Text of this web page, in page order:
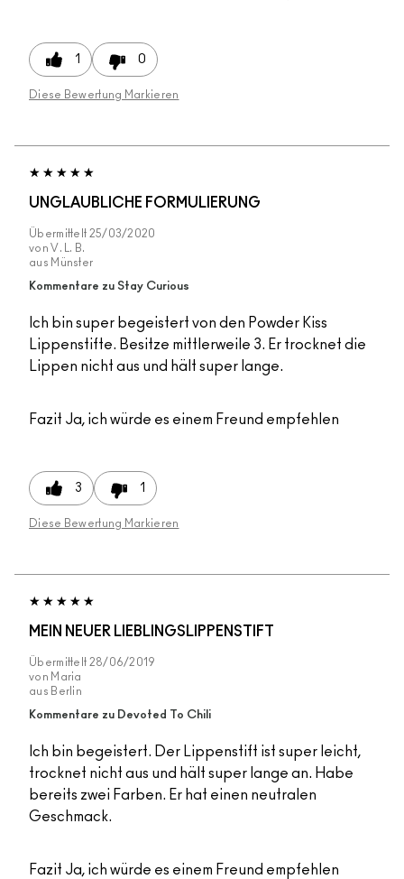
1 0
Diese Bewertung Markieren
UNGLAUBLICHE FORMULIERUNG
Übermittelt 25/03/2020
von V. L. B.
aus Münster
Kommentare zu Stay Curious
Ich bin super begeistert von den Powder Kiss
Lippenstifte. Besitze mittlerweile 3. Er trocknet die
Lippen nicht aus und hält super lange.
Fazit Ja, ich würde es einem Freund empfehlen
3 1
Diese Bewertung Markieren
MEIN NEUER LIEBLINGSLIPPENSTIFT
Übermittelt 28/06/2019
von Maria
aus Berlin
Kommentare zu Devoted To Chili
Ich bin begeistert. Der Lippenstift ist super leicht,
trocknet nicht aus und hält super lange an. Habe
bereits zwei Farben. Er hat einen neutralen
Geschmack.
Fazit Ja, ich würde es einem Freund empfehlen